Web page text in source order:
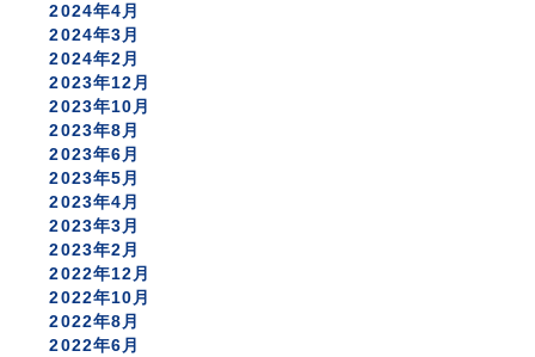
2024年4月
2024年3月
2024年2月
2023年12月
2023年10月
2023年8月
2023年6月
2023年5月
2023年4月
2023年3月
2023年2月
2022年12月
2022年10月
2022年8月
2022年6月